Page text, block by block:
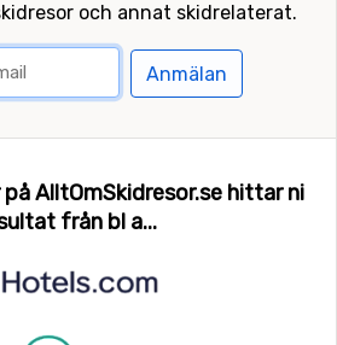
och annat skidrelaterat.
Anmälan
på AlltOmSkidresor.se hittar ni
från bl a...